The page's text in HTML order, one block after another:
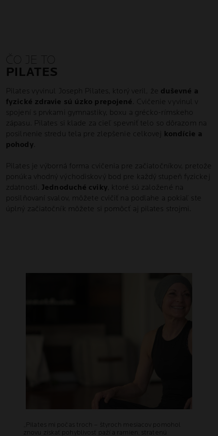
ČO JE TO
PILATES
Pilates vyvinul Joseph Pilates, ktorý veril, že duševné a
fyzické zdravie sú úzko prepojené . Cvičenie vyvinul v
spojení s prvkami gymnastiky, boxu a grécko-rímskeho
zápasu. Pilates si klade za cieľ spevniť telo so dôrazom na
posilnenie stredu tela pre zlepšenie celkovej kondície a
pohody
Pilates je výborná forma cvičenia pre začiatočníkov, pretože
ponúka vhodný východiskový bod pre každý stupeň fyzickej
zdatnosti. Jednoduché cviky , ktoré sú založené na
posilňovaní svalov, môžete cvičiť na podlahe a pokiaľ ste
úplný začiatočník môžete si pomôcť aj pilates strojmi.
„Pilates mi počas troch – štyroch mesiacov pomohol
znovu získať pohyblivosť paží a ramien, stratenú